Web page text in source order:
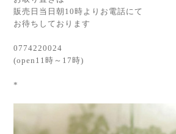
販売日当日朝10時よりお電話にて
お待ちしております
0774220024
(open11時～17時)
*